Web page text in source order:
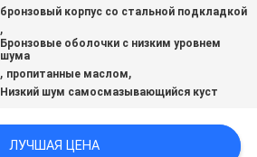
бронзовый корпус со стальной подкладкой
,
Бронзовые оболочки с низким уровнем
шума
, пропитанные маслом,
Низкий шум самосмазывающийся куст
ЛУЧШАЯ ЦЕНА